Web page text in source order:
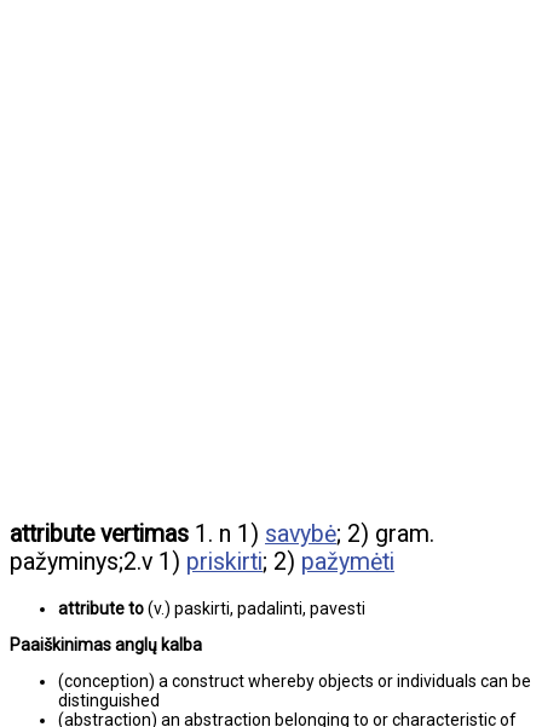
attribute vertimas 1. n 1) savybė; 2) gram.
pažyminys;2.v 1) priskirti; 2) pažymėti
attribute to(v.) paskirti, padalinti, pavesti
Paaiškinimas anglų kalba
(conception) a construct whereby objects or individuals can be
distinguished
(abstraction) an abstraction belonging to or characteristic of